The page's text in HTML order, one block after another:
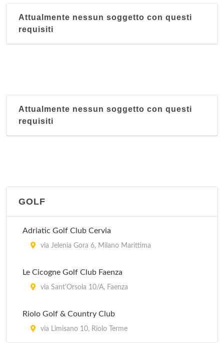
Attualmente nessun soggetto con questi
requisiti
Attualmente nessun soggetto con questi
requisiti
GOLF
Adriatic Golf Club Cervia
via Jelenia Gora 6, Milano Marittima
Le Cicogne Golf Club Faenza
via Sant'Orsola 10/A, Faenza
Riolo Golf & Country Club
via Limisano 10, Riolo Terme